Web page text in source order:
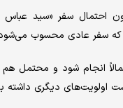
احتمال سفر «سید
سفر عادی محسوب می‌شود
انجام شود و
اولویت‌های دیگری